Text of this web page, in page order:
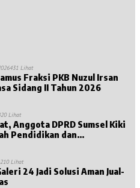
431 Lihat
Masa Sidang II Tahun 2026
Lihat
Anggota DPRD Sumsel Kiki
Pendidikan dan
210 Lihat
24 Jadi Solusi Aman Jual-